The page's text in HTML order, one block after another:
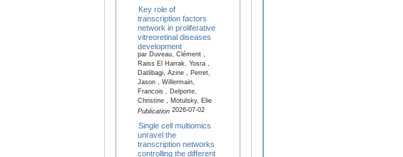
Key role of
transcription factors
network in proliferative
vitreoretinal diseases
development
par Duveau, Clément ,
Raiss El Harrak, Yosra ,
Datlibagi, Azine , Perret,
Jason , Willermain,
Francois , Delporte,
Christine , Motulsky, Elie
Publication2026-07-02
Single cell multiomics
unravel the
transcription networks
controlling the different